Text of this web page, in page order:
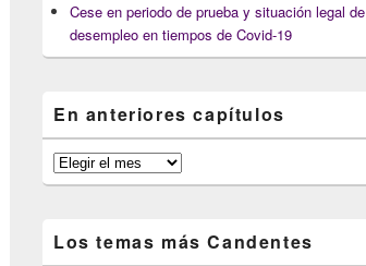
Cese en periodo de prueba y situación legal de
desempleo en tiempos de Covid-19
En anteriores capítulos
En
anteriores
Los temas más Candentes